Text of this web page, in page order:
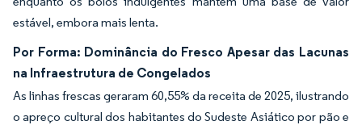
estável, embora mais lenta.
Por Forma: Dominância do Fresco Apesar das Lacunas
na Infraestrutura de Congelados
As linhas frescas geraram 60,55% da receita de 2025, ilustrando
o apreço cultural dos habitantes do Sudeste Asiático por pão e